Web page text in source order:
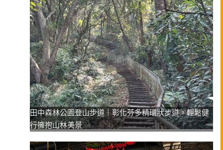
田中森林公園登山步道｜彰化芬多精環狀步道，輕鬆健
行擁抱山林美景